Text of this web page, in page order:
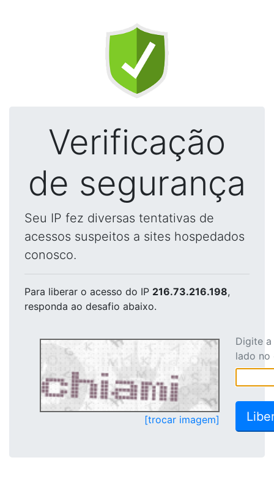
Verificação
de segurança
Seu IP fez diversas tentativas de
acessos suspeitos a sites hospedados
conosco.
Para liberar o acesso do IP 216.73.216.198,
responda ao desafio abaixo.
[trocar imagem]
Digite
lado no